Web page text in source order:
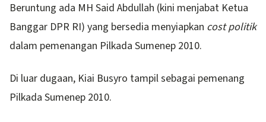
Beruntung ada MH Said Abdullah (kini menjabat Ketua
Banggar DPR RI) yang bersedia menyiapkan cost politik
dalam pemenangan Pilkada Sumenep 2010.
Di luar dugaan, Kiai Busyro tampil sebagai pemenang
Pilkada Sumenep 2010.